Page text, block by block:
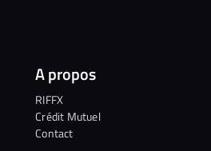
A propos
RIFFX
Crédit Mutuel
Contact